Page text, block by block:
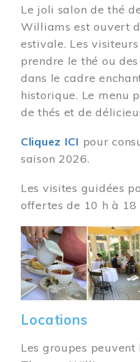
Le joli salon de thé
Williams est ouvert
estivale. Les
prendre le thé ou
dans le cadre
historique. Le menu
de thés et de
Cliquez ICI pour
saison 2026.
Les visites guidées
offertes de 10 h à 18
Image
Locations
Les groupes